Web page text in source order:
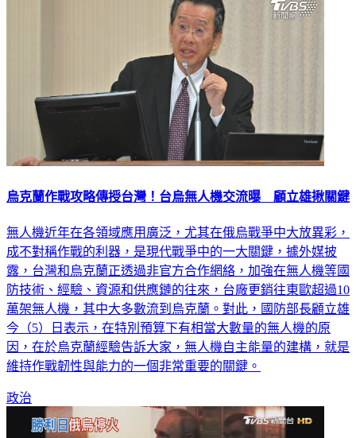
烏克蘭作戰攻略傳授台灣！台烏無人機交流曝 顧立雄揪關鍵
無人機近年在各領域應用廣泛，尤其在俄烏戰爭中大放異彩，
成不對稱作戰的利器，是現代戰爭中的一大關鍵，據外媒披
露，台灣和烏克蘭正透過非官方合作網絡，加強在無人機等國
防技術、經驗、資源和供應鏈的往來，台廠更銷往東歐超過10
萬架無人機，其中大多數流到烏克蘭。對此，國防部長顧立雄
今（5）日表示，在特別預算下有相當大數量的無人機的原
因，在於烏克蘭經驗告訴大家，無人機自主能量的建構，就是
維持作戰韌性與能力的一個非常重要的關鍵。
政治